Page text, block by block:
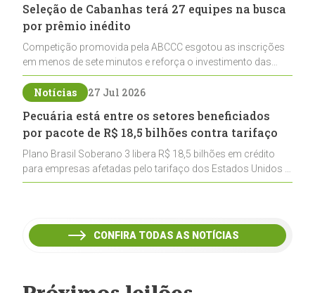
Seleção de Cabanhas terá 27 equipes na busca
por prêmio inédito
Competição promovida pela ABCCC esgotou as inscrições
em menos de sete minutos e reforça o investimento das
cabanhas na seleção genética de Cavalos Crioulos voltados
ao laço
Notícias 27 Jul 2026
Pecuária está entre os setores beneficiados
por pacote de R$ 18,5 bilhões contra tarifaço
Plano Brasil Soberano 3 libera R$ 18,5 bilhões em crédito
para empresas afetadas pelo tarifaço dos Estados Unidos e
inclui a pecuária entre os setores estratégicos
CONFIRA TODAS AS NOTÍCIAS